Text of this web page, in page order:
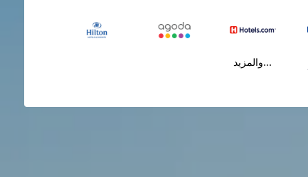
...والمزيد